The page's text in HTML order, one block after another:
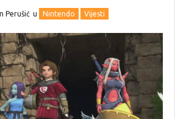
Perušić u Nintendo Vijesti